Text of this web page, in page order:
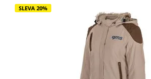
SLEVA 20%